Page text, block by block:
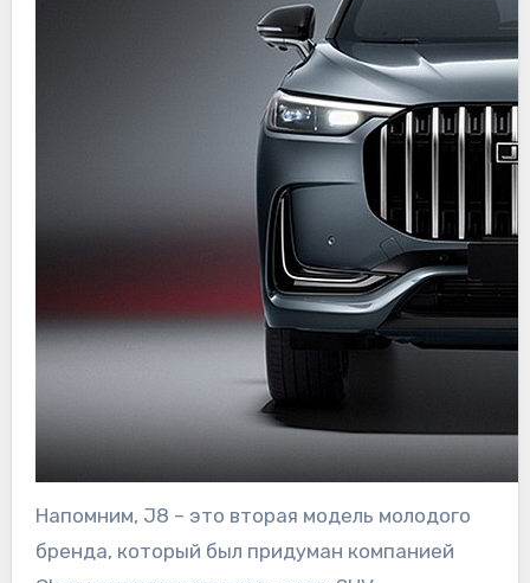
Напомним, J8 – это вторая модель молодого
бренда, который был придуман компанией